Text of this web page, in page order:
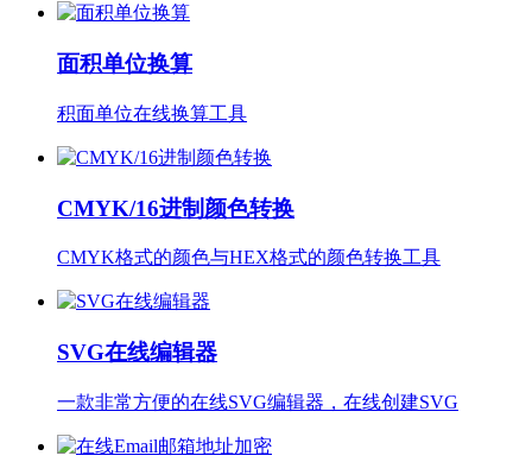
面积单位换算
积面单位在线换算工具
CMYK/16进制颜色转换
CMYK格式的颜色与HEX格式的颜色转换工具
SVG在线编辑器
一款非常方便的在线SVG编辑器，在线创建SVG